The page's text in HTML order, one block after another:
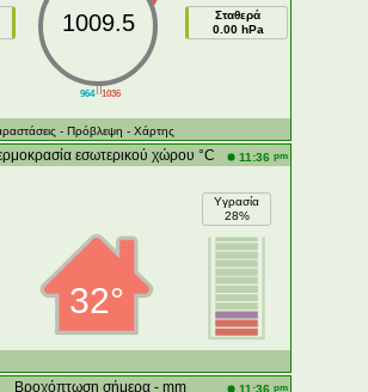
||
964 1036
1009.5
Σταθερά
0.00 hPa
- Πρόβλεψη - Χάρτης
εσωτερικού χώρου °C 11:36 pm
32°
Υγρασία
28%
Βροχόπτωση σήμερα - mm 11:36 pm